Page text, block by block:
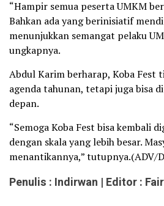
“Hampir semua peserta UMKM
Bahkan ada yang berinisiatif
menunjukkan semangat pelaku
ungkapnya.
Abdul Karim berharap, Koba Fest
agenda tahunan, tetapi juga bisa
depan.
“Semoga Koba Fest bisa kembali
dengan skala yang lebih besar.
menantikannya,” tutupnya.(ADV/
Penulis : Indirwan | Editor :